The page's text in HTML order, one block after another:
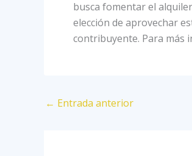
busca fomentar el
elección de aprovechar
contribuyente. Para más
← Entrada anterior